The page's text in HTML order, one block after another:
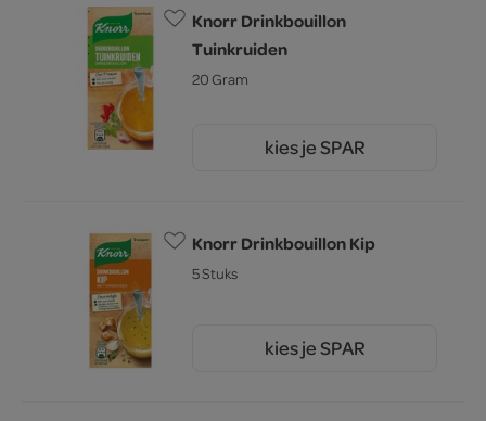
Knorr Drinkbouillon
Tuinkruiden
20 Gram
kies je SPAR
Knorr Drinkbouillon Kip
5 Stuks
kies je SPAR